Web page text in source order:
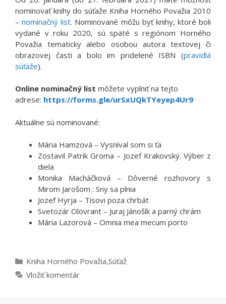
nominovať knihy do súťaže Kniha Horného Považia 2010
–nominačný list. Nominované môžu byť knihy, ktoré boli
vydané v roku 2020, sú späté s regiónom Horného
Považia tematicky alebo osobou autora textovej či
obrazovej časti a bolo im pridelené ISBN (pravidlá
súťaže).
Online nominačný list môžete vyplniť na tejto
adrese: https://forms.gle/urSxUQkTYeyep4Ur9
Aktuálne sú nominované:
Mária Hamzová – Vysníval som si ťa
Zostavil Patrik Groma – Jozef Krakovský. Výber z
diela
Monika Macháčková – Dôverné rozhovory s
Mirom Jarošom : Sny sa plnia
Jozef Hyrja – Tisovi poza chrbát
Svetozár Olovrant – Juraj Jánošík a parný chrám
Mária Lazorová – Omnia mea mecum porto
Kategórie
Kniha Horného Považia,Súťaž
Vložiť komentár